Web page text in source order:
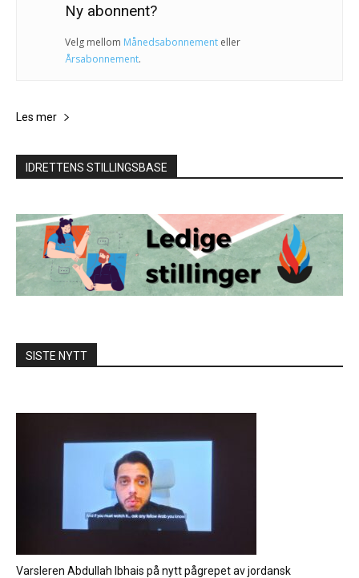
Ny abonnent?
Velg mellom Månedsabonnement eller
Årsabonnement.
Les mer
IDRETTENS STILLINGSBASE
SISTE NYTT
Varsleren Abdullah Ibhais på nytt pågrepet av jordansk